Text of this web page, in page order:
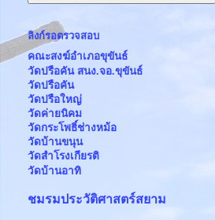
ลิงก์รอตรวจสอบ
คณะสงฆ์อำเภอขุขันธ์
วัดปรือคัน สนง.จอ.ขุขันธ์
วัดปรือคัน
วัดปรือใหญ่
วัดค่ายนิคม
วัดกระโพธิ์ช่างหม้อ
วัดบ้านขนุน
วัดสำโรงเกียรติ
วัดบ้านอาทิ
ชมรมประวัติศาสตร์สยาม